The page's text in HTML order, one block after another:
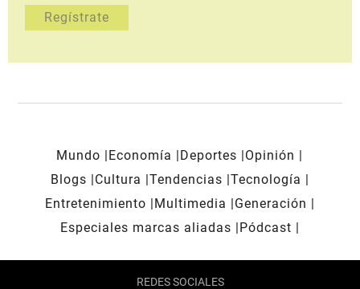
Mundo Economía Deportes
Opinión
Blogs
Cultura Tendencias Tecnología
Entretenimiento
Multimedia
Generación
Especiales marcas aliadas
Pódcast
REDES SOCIALES